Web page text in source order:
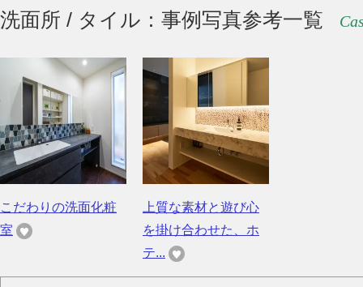
洗面所 / タイル：事例写真参考一覧
こだわりの洗面化粧
室
上質な素材と遊び心
を掛け合わせた、ホ
テ...